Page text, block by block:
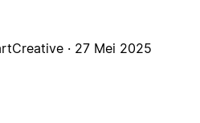
· 27 Mei 2025